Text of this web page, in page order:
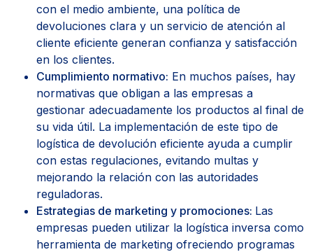
con el medio ambiente, una política de
devoluciones clara y un servicio de atención al
cliente eficiente generan confianza y satisfacción
en los clientes.
Cumplimiento normativo: En muchos países, hay
normativas que obligan a las empresas a
gestionar adecuadamente los productos al final de
su vida útil. La implementación de este tipo de
logística de devolución eficiente ayuda a cumplir
con estas regulaciones, evitando multas y
mejorando la relación con las autoridades
reguladoras.
Estrategias de marketing y promociones: Las
empresas pueden utilizar la logística inversa como
herramienta de marketing ofreciendo programas